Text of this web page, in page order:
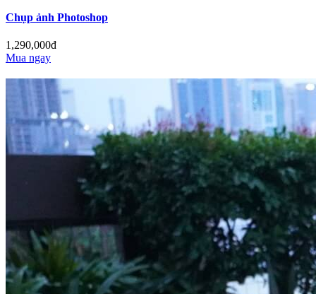
Chụp ảnh Photoshop
1,290,000đ
Mua ngay